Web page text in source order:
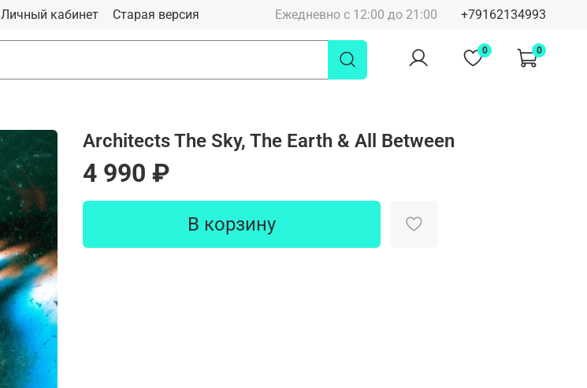
Личный кабинет Старая версия Ежедневно с 12:00 до 21:00 +79162134993
0 0
Architects The Sky, The Earth & All Between
4 990 ₽
В корзину